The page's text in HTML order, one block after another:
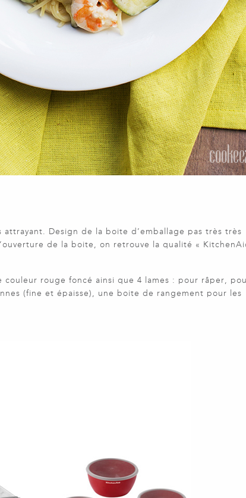
Design de la boite d’emballage pas très très
de la boite, on retrouve la qualité «
rouge foncé ainsi que 4 lames : pour râper,
(fine et épaisse), une boite de rangement pour les